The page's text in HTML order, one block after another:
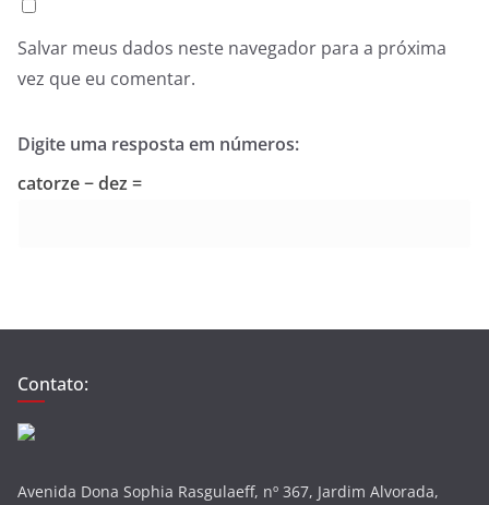
Salvar meus dados neste navegador para a próxima
vez que eu comentar.
Digite uma resposta em números:
catorze − dez =
Contato:
Avenida Dona Sophia Rasgulaeff, nº 367, Jardim Alvorada,